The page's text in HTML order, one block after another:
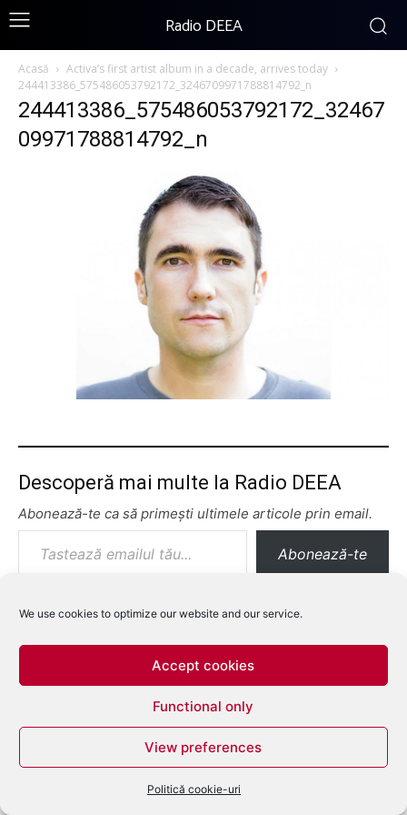
We use cookies to optimize our website and our service.
Accept cookies
Functional only
View preferences
Politică cookie-uri
Radio DEEA
Acasă
Activa’s first artist album in a decade, arrives today
244413386_575486053792172_3246709971788814792_n
244413386_575486053792172_32467
09971788814792_n
Descoperă mai multe la Radio DEEA
Abonează-te ca să primești ultimele articole prin email.
Tastează emailul tău...
Abonează-te